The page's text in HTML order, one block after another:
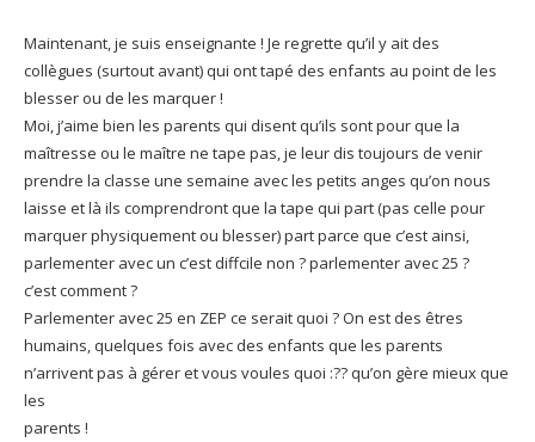
Maintenant, je suis enseignante ! Je regrette qu’il y ait des
collègues (surtout avant) qui ont tapé des enfants au point de les
blesser ou de les marquer !
Moi, j’aime bien les parents qui disent qu’ils sont pour que la
maîtresse ou le maître ne tape pas, je leur dis toujours de venir
prendre la classe une semaine avec les petits anges qu’on nous
laisse et là ils comprendront que la tape qui part (pas celle pour
marquer physiquement ou blesser) part parce que c’est ainsi,
parlementer avec un c’est diffcile non ? parlementer avec 25 ?
c’est comment ?
Parlementer avec 25 en ZEP ce serait quoi ? On est des êtres
humains, quelques fois avec des enfants que les parents
n’arrivent pas à gérer et vous voules quoi :?? qu’on gère mieux que
les
parents !